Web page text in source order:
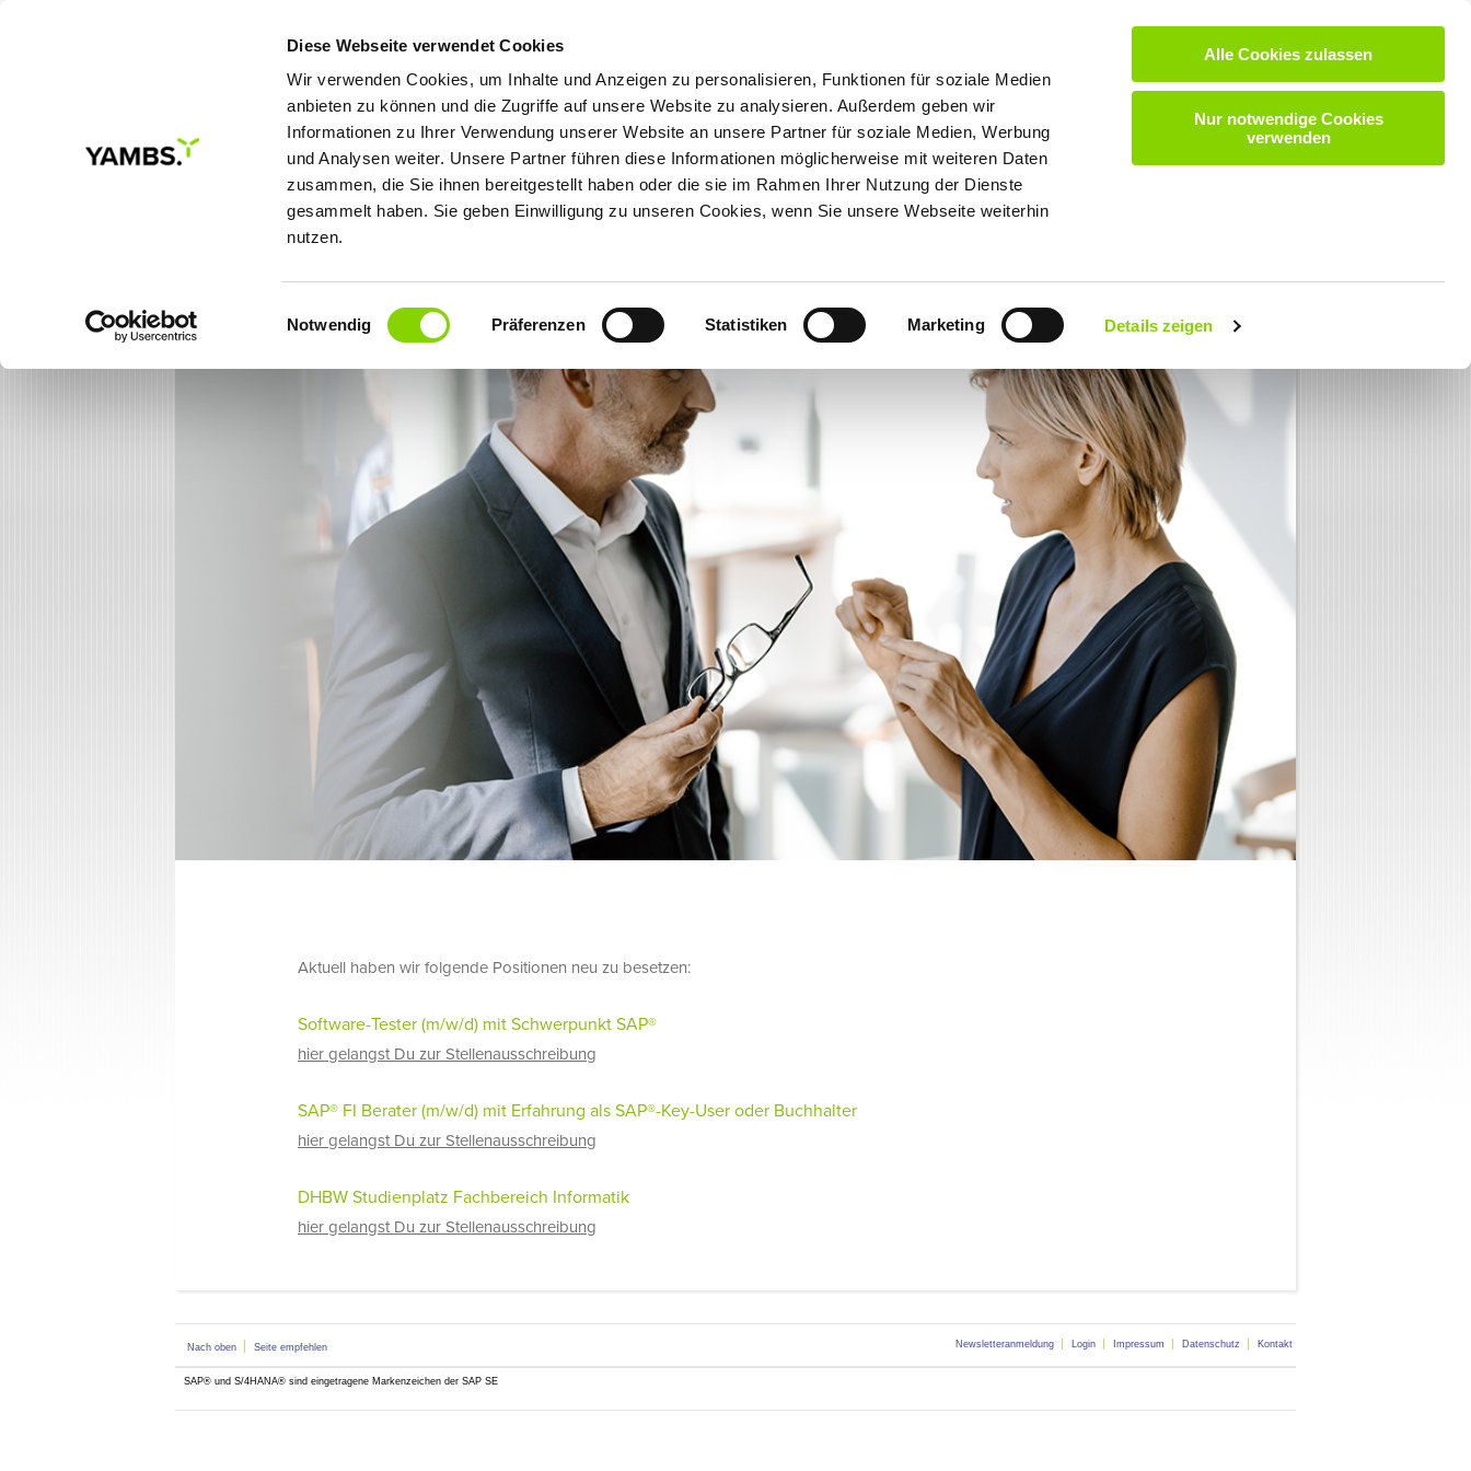
Diese Webseite verwendet Cookies
Wir verwenden Cookies, um Inhalte und Anzeigen zu personalisieren, Funktionen für soziale Medien
anbieten zu können und die Zugriffe auf unsere Website zu analysieren. Außerdem geben wir
Informationen zu Ihrer Verwendung unserer Website an unsere Partner für soziale Medien, Werbung
und Analysen weiter. Unsere Partner führen diese Informationen möglicherweise mit weiteren Daten
zusammen, die Sie ihnen bereitgestellt haben oder die sie im Rahmen Ihrer Nutzung der Dienste
gesammelt haben. Sie geben Einwilligung zu unseren Cookies, wenn Sie unsere Webseite weiterhin
nutzen.
Einwilligungsauswahl
Notwendig Präferenzen Statistiken Marketing Details zeigen
Alle Cookies zulassen
Nur notwendige Cookies
verwenden
KARRIERE KONTAKT
MEINE ZIELE LÖSUNGEN SERVICE & KNOWHOW NEWSLETTERANMELDUNG
Stellenangebote
Aktuell haben wir folgende Positionen neu zu besetzen:
Software-Tester (m/w/d) mit Schwerpunkt SAP®
hier gelangst Du zur Stellenausschreibung
SAP® FI Berater (m/w/d) mit Erfahrung als SAP®-Key-User oder Buchhalter
hier gelangst Du zur Stellenausschreibung
DHBW Studienplatz Fachbereich Informatik
hier gelangst Du zur Stellenausschreibung
Nach oben Seite empfehlen Newsletteranmeldung Login Impressum Datenschutz Kontakt
SAP® und S/4HANA® sind eingetragene Markenzeichen der SAP SE